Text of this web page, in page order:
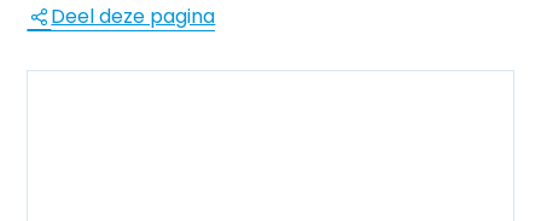
Deel deze pagina